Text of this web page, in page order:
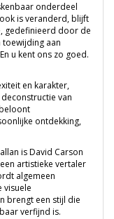
onderdeel
is veranderd, blijft
gedefinieerd door de
aan
u kent ons zo goed.
en karakter,
van
ontdekking,
is David Carson
artistieke vertaler
algemeen
visuele
brengt een stijl die
verfijnd is.